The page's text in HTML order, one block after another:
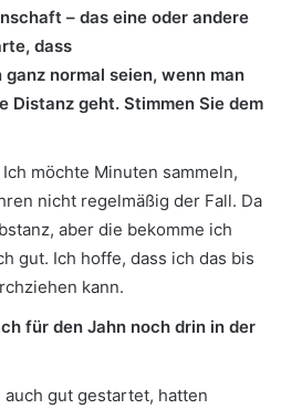
– das eine oder andere
dass
normal seien, wenn man
Distanz geht. Stimmen Sie dem
möchte Minuten sammeln,
nicht regelmäßig der Fall. Da
aber die bekomme ich
gut. Ich hoffe, dass ich das bis
kann.
für den Jahn noch drin in der
gut gestartet, hatten